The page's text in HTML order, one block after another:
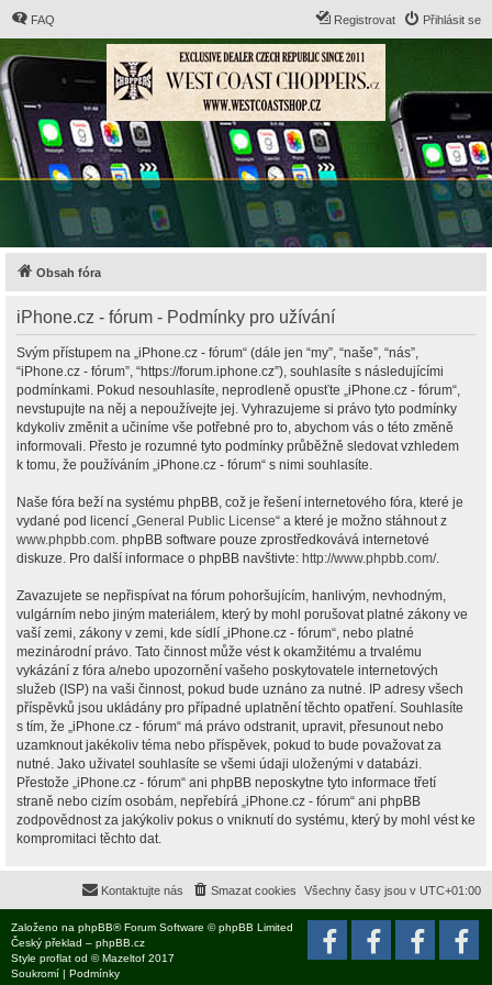
FAQ Přihlásit se
Registrovat
Obsah fóra
iPhone.cz - fórum - Podmínky pro užívání
Svým přístupem na „iPhone.cz - fórum“ (dále jen “my”, “naše”, “nás”,
“iPhone.cz - fórum”, “https://forum.iphone.cz”), souhlasíte s následujícími
podmínkami. Pokud nesouhlasíte, neprodleně opusťte „iPhone.cz - fórum“,
nevstupujte na něj a nepoužívejte jej. Vyhrazujeme si právo tyto podmínky
kdykoliv změnit a učiníme vše potřebné pro to, abychom vás o této změně
informovali. Přesto je rozumné tyto podmínky průběžně sledovat vzhledem
k tomu, že používáním „iPhone.cz - fórum“ s nimi souhlasíte.
Naše fóra beží na systému phpBB, což je řešení internetového fóra, které je
vydané pod licencí „General Public License“ a které je možno stáhnout z
www.phpbb.com. phpBB software pouze zprostředkovává internetové
diskuze. Pro další informace o phpBB navštivte: http://www.phpbb.com/.
Zavazujete se nepřispívat na fórum pohoršujícím, hanlivým, nevhodným,
vulgárním nebo jiným materiálem, který by mohl porušovat platné zákony ve
vaší zemi, zákony v zemi, kde sídlí „iPhone.cz - fórum“, nebo platné
mezinárodní právo. Tato činnost může vést k okamžitému a trvalému
vykázání z fóra a/nebo upozornění vašeho poskytovatele internetových
služeb (ISP) na vaši činnost, pokud bude uznáno za nutné. IP adresy všech
příspěvků jsou ukládány pro případné uplatnění těchto opatření. Souhlasíte
s tím, že „iPhone.cz - fórum“ má právo odstranit, upravit, přesunout nebo
uzamknout jakékoliv téma nebo příspěvek, pokud to bude považovat za
nutné. Jako uživatel souhlasíte se všemi údaji uloženými v databázi.
Přestože „iPhone.cz - fórum“ ani phpBB neposkytne tyto informace třetí
straně nebo cizím osobám, nepřebírá „iPhone.cz - fórum“ ani phpBB
zodpovědnost za jakýkoliv pokus o vniknutí do systému, který by mohl vést ke
kompromitaci těchto dat.
Všechny časy jsou v UTC+01:00
Smazat cookies
Kontaktujte nás
Založeno na phpBB® Forum Software © phpBB Limited
Český překlad – phpBB.cz
Style proflat od ©Mazeltof 2017
Soukromí | Podmínky